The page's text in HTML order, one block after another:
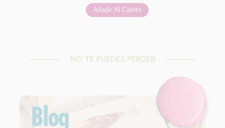
NO TE PUEDES PERDER